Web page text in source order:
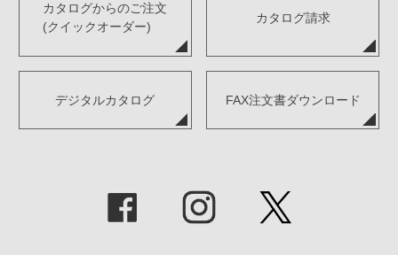
カタログからのご注文
(クイックオーダー)
カタログ請求
デジタルカタログ FAX注文書ダウンロード